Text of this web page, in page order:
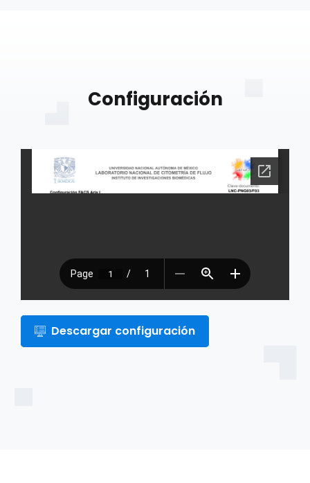
Configuración
Descargar configuración